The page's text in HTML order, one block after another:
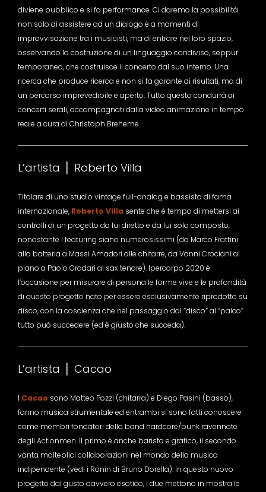
diviene pubblico e si fa performance. Ci daremo la possibilità
non solo di assistere ad un dialogo e a momenti di
improvvisazione tra i musicisti, ma di entrare nel loro spazio,
osservando la costruzione di un linguaggio condiviso, seppur
temporaneo, che costruisce il concerto dal suo interno. Una
ricerca che produce ricerca e non si fa garante di risultati, ma di
un percorso imprevedibile e aperto. Tutto questo condurrà ai
concerti serali, accompagnati dalla video animazione in tempo
reale a cura di Christoph Breheme.
L’artista ⎪ Roberto Villa
Titolare di uno studio vintage full-analog e bassista di fama
internazionale, Roberto Villa sente che è tempo di mettersi ai
controlli di un progetto da lui diretto e da lui solo composto,
nonostante i featuring siano numerosissimi (da Marco Frattini
alla batteria a Massi Amadori alle chitarre, da Vanni Crociani al
piano a Paolo Gradari al sax tenore). Ipercorpo 2020 è
l’occasione per misurare di persona le forme vive e le profondità
di questo progetto nato per essere esclusivamente riprodotto su
disco, con la coscienza che nel passaggio dal “disco” al “palco”
tutto può succedere (ed è giusto che succeda).
L’artista ⎪ Cacao
I Cacao sono Matteo Pozzi (chitarra) e Diego Pasini (basso),
fanno musica strumentale ed entrambi si sono fatti conoscere
come membri fondatori della band hardcore/punk ravennate
degli Actionmen. Il primo è anche barista e grafico, il secondo
vanta molteplici collaborazioni nel mondo della musica
indipendente (vedi i Ronin di Bruno Dorella). In questo nuovo
progetto dal gusto davvero esotico, i due mettono in mostra le